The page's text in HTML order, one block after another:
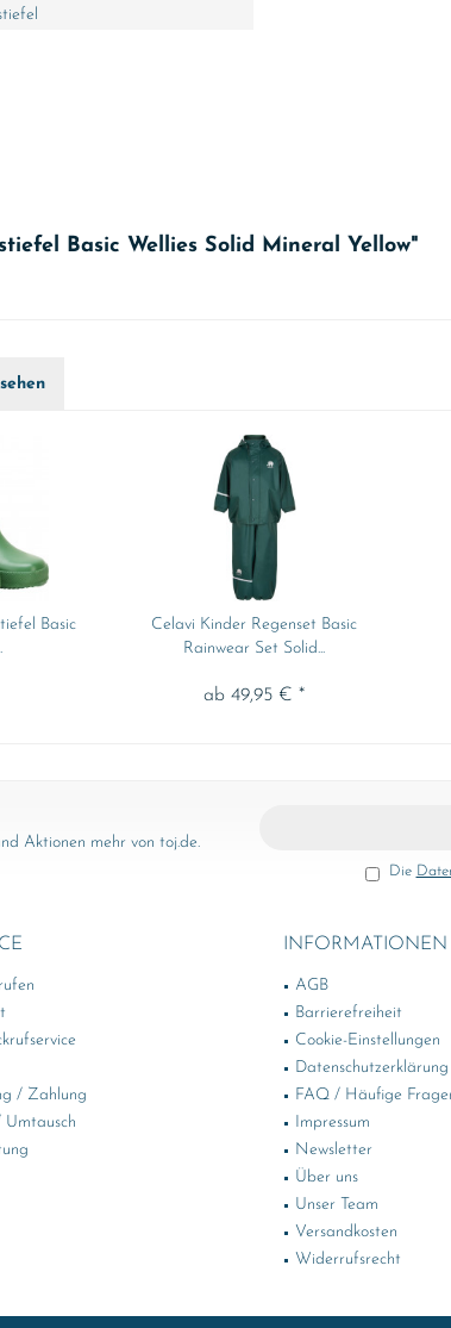
Basic Wellies Solid Mineral Yellow"
Basic
Celavi Kinder Regenset Basic
Rainwear Set Solid...
ab 49,95 € *
Aktionen mehr von toj.de.
Die
/ Zahlung
Umtausch
INFORMATIONEN
AGB
Barrierefreiheit
Cookie-Einstellungen
Datenschutzerklärung
FAQ / Häufige
Impressum
Newsletter
Über uns
Unser Team
Versandkosten
Widerrufsrecht